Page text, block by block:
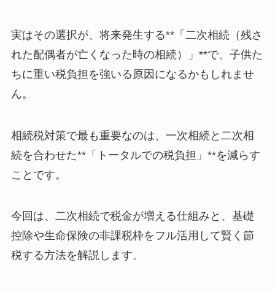
実はその選択が、将来発生する**「二次相続（残さ
れた配偶者が亡くなった時の相続）」**で、子供た
ちに重い税負担を強いる原因になるかもしれませ
ん。
相続税対策で最も重要なのは、一次相続と二次相
続を合わせた**「トータルでの税負担」**を減らす
ことです。
今回は、二次相続で税金が増える仕組みと、基礎
控除や生命保険の非課税枠をフル活用して賢く節
税する方法を解説します。